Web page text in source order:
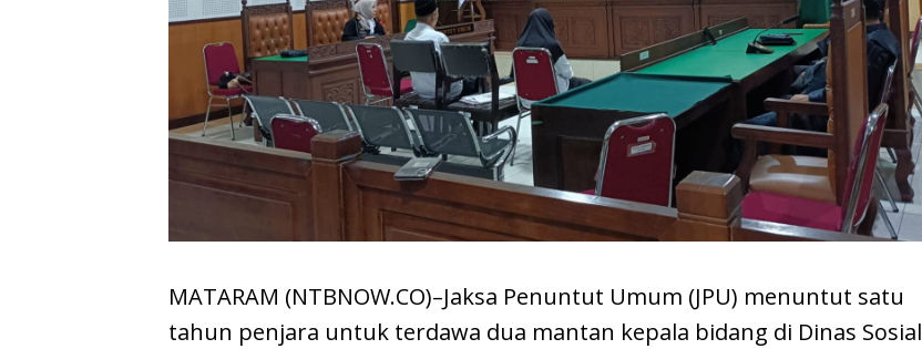
MATARAM (NTBNOW.CO)–Jaksa Penuntut Umum (JPU) menuntut satu
tahun penjara untuk terdawa dua mantan kepala bidang di Dinas Sosial